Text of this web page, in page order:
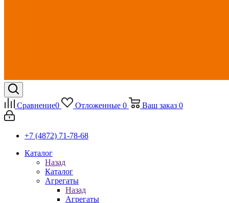
Сравнение0 Отложенные 0 Ваш заказ 0
+7 (4872) 71-78-68
Каталог
Назад
Каталог
Агрегаты
Назад
Агрегаты